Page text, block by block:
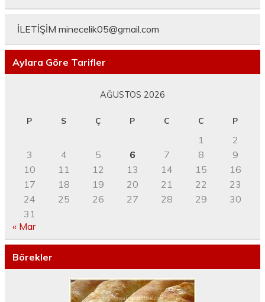
İLETİŞİM minecelik05@gmail.com
Aylara Göre Tarifler
AĞUSTOS 2026
P S Ç P C C P
1
2
3
4 5 6 7 8
9
10
11 12 13 14 15
16
17
18 19 20 21 22
23
24
25 26 27 28 29
30
31
« Mar
Börekler